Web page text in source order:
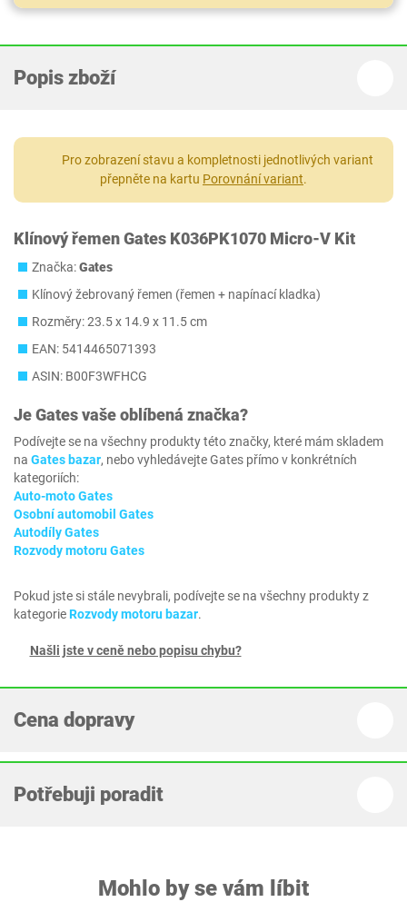
Popis zboží
Pro zobrazení stavu a kompletnosti jednotlivých variant
přepněte na kartu Porovnání variant.
Klínový řemen Gates K036PK1070 Micro-V Kit
Značka:Gates
Klínový žebrovaný řemen (řemen + napínací kladka)
Rozměry: 23.5 x 14.9 x 11.5 cm
EAN: 5414465071393
ASIN: B00F3WFHCG
JeGatesvaše oblíbená značka?
Podívejte se na všechny produkty této značky, které mám skladem
na Gates bazar, nebo vyhledávejte Gates přímo v konkrétních
kategoriích:
Auto-moto Gates
Osobní automobil Gates
Autodíly Gates
Rozvody motoru Gates
Pokud jste si stále nevybrali, podívejte se na všechny produkty z
kategorieRozvody motoru bazar.
Našli jste v ceně nebo popisu chybu?
Cena dopravy
Potřebuji poradit
Mohlo by se vám líbit